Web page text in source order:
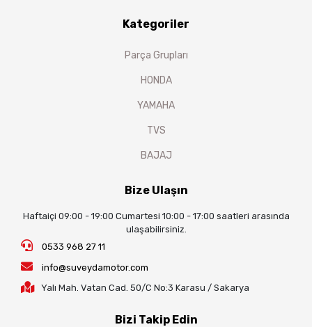
Kategoriler
Parça Grupları
HONDA
YAMAHA
TVS
BAJAJ
Bize Ulaşın
Haftaiçi 09:00 - 19:00 Cumartesi 10:00 - 17:00 saatleri arasında
ulaşabilirsiniz.
0533 968 27 11
info@suveydamotor.com
Yalı Mah. Vatan Cad. 50/C No:3 Karasu / Sakarya
Bizi Takip Edin